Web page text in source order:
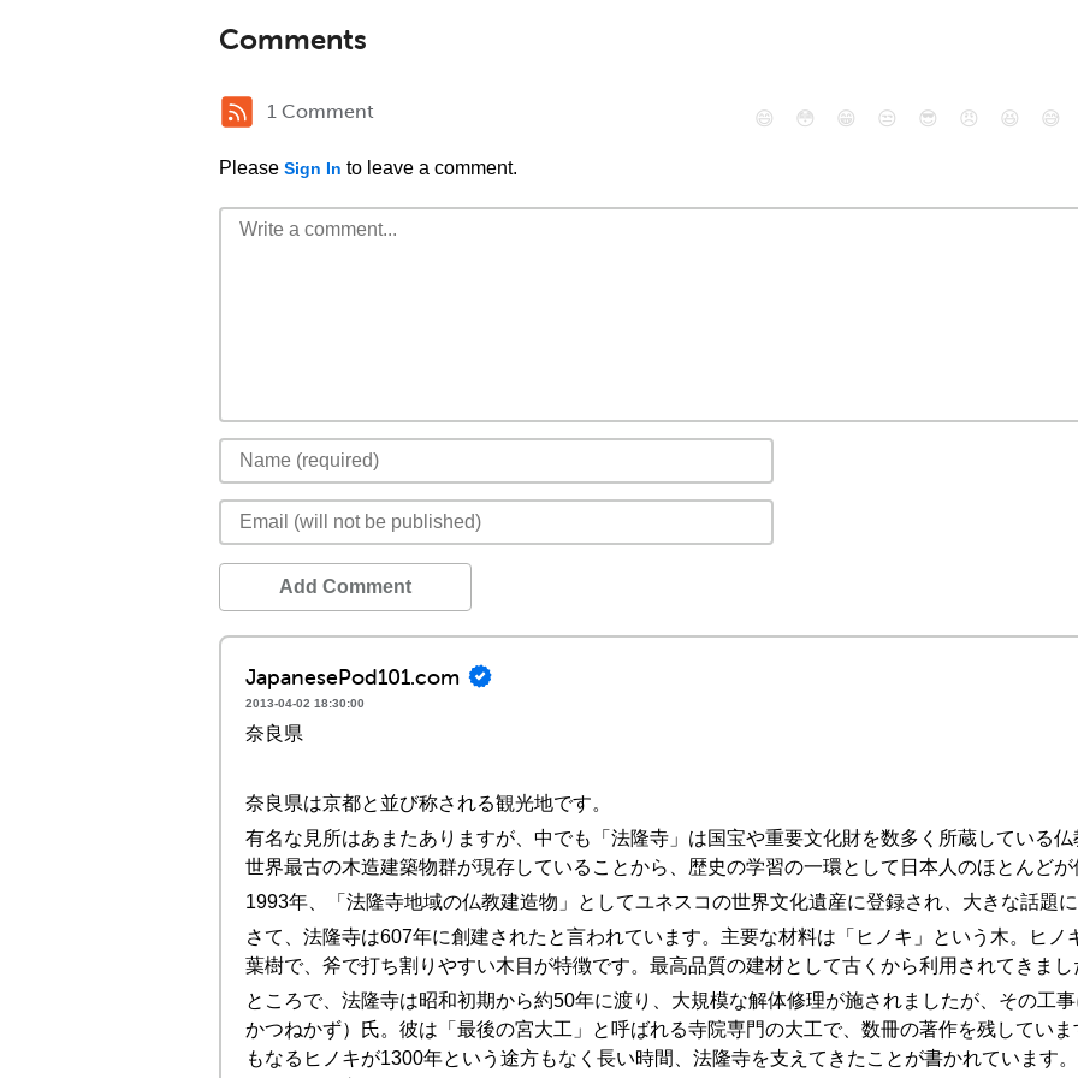
Comments
1 Comment
Please Sign In to leave a comment.
😄 😳 😁 😒 😎 😠 😆 😅
Add Comment
JapanesePod101.com
2013-04-02 18:30:00
奈良県
奈良県は京都と並び称される観光地です。
有名な見所はあまたありますが、中でも「法隆寺」は国宝や重要文化財を数多く所蔵している仏
世界最古の木造建築物群が現存していることから、歴史の学習の一環として日本人のほとんどが
1993年、「法隆寺地域の仏教建造物」としてユネスコの世界文化遺産に登録され、大きな話題に
さて、法隆寺は607年に創建されたと言われています。主要な材料は「ヒノキ」という木。ヒノ
葉樹で、斧で打ち割りやすい木目が特徴です。最高品質の建材として古くから利用されてきまし
ところで、法隆寺は昭和初期から約50年に渡り、大規模な解体修理が施されましたが、その工
かつねかず）氏。彼は「最後の宮大工」と呼ばれる寺院専門の大工で、数冊の著作を残してい
もなるヒノキが1300年という途方もなく長い時間、法隆寺を支えてきたことが書かれています